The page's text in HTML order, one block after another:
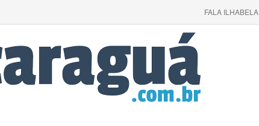
FALA ILHABELA